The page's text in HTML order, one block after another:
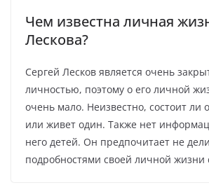
Чем известна личная
Лескова?
Сергей Лесков является очень
личностью, поэтому о его личной
очень мало. Неизвестно, состоит ли
или живет один. Также нет
него детей. Он предпочитает не
подробностями своей личной жизни